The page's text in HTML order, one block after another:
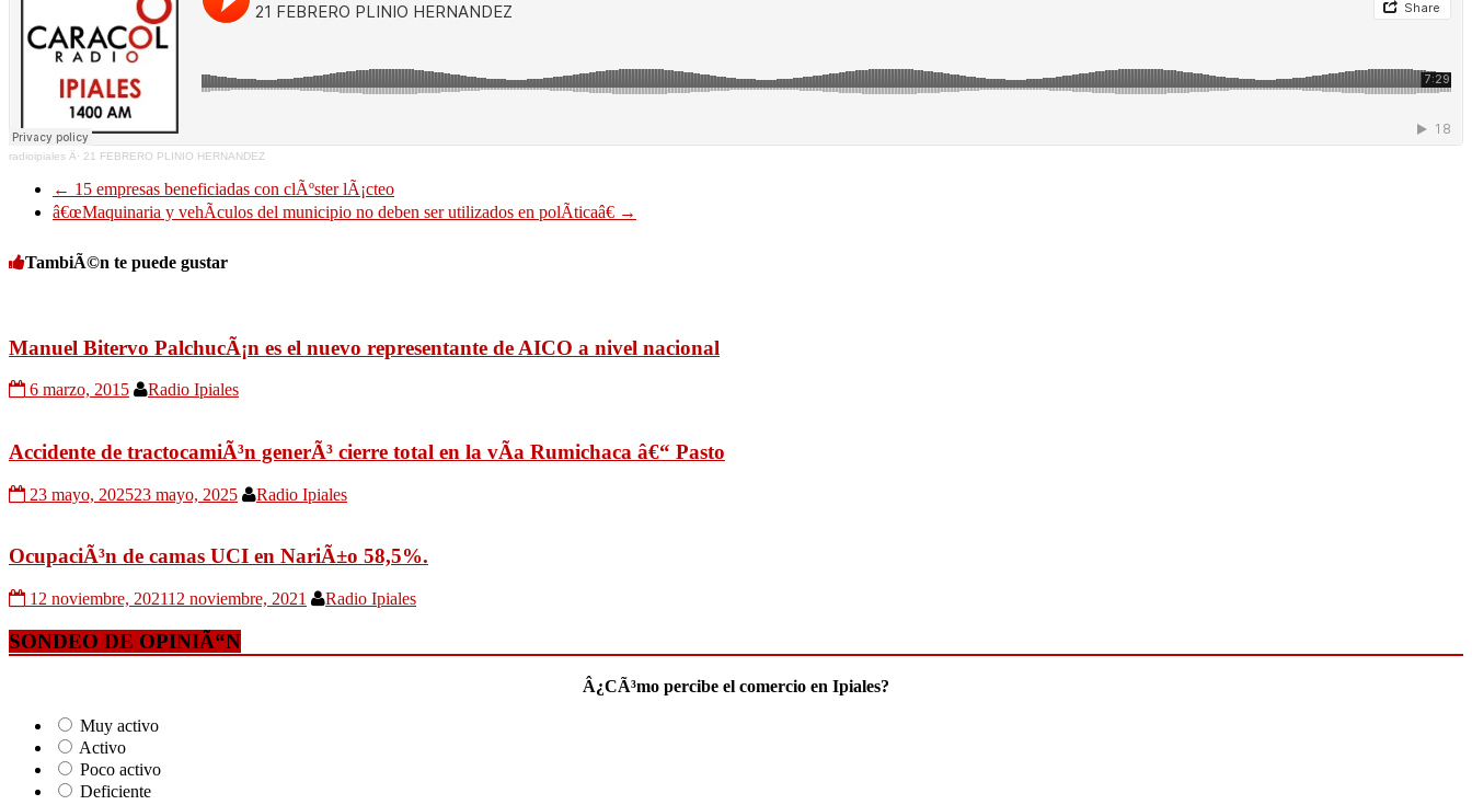
radioipiales Â· 21 FEBRERO PLINIO HERNANDEZ
← 15 empresas beneficiadas con clÃºster lÃ¡cteo
â€œMaquinaria y vehÃ­culos del municipio no deben ser utilizados en polÃ­ticaâ€ →
TambiÃ©n te puede gustar
Manuel Bitervo PalchucÃ¡n es el nuevo representante de AICO a nivel nacional
6 marzo, 2015 Radio Ipiales
Accidente de tractocamiÃ³n generÃ³ cierre total en la vÃ­a Rumichaca â€“ Pasto
23 mayo, 202523 mayo, 2025 Radio Ipiales
OcupaciÃ³n de camas UCI en NariÃ±o 58,5%.
12 noviembre, 202112 noviembre, 2021 Radio Ipiales
SONDEO DE OPINIÃ“N
Â¿CÃ³mo percibe el comercio en Ipiales?
Muy activo
Activo
Poco activo
Deficiente